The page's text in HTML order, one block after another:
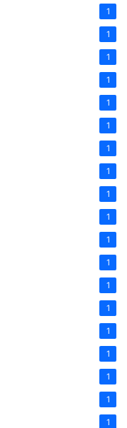
1
1
1
1
1
1
1
1
1
1
1
1
1
1
1
1
1
1
1